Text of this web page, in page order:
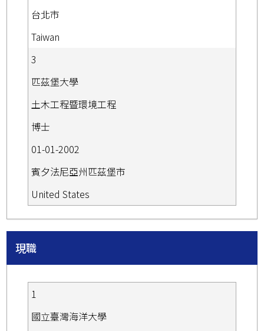
台北市
Taiwan
3
匹茲堡大學
土木工程暨環境工程
博士
01-01-2002
賓夕法尼亞州匹茲堡市
United States
現職
1
國立臺灣海洋大學